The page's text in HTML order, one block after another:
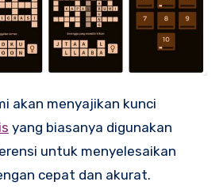
yang biasanya digunakan
untuk menyelesaikan
cepat dan akurat.